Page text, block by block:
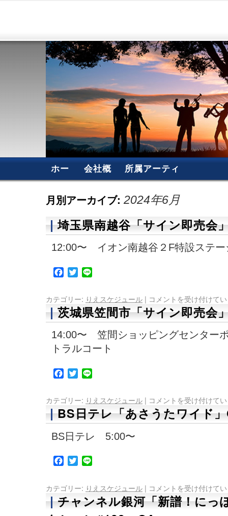
ホー
会社概
所属アーティ
月別アーカイブ: 2024年6月
埼玉県南越谷「サイン即売会
12:00〜 イオン南越谷２F特設ステー
Facebook
Twitter
カテゴリー: りえスケジュール | コメントを受け付けて
茨城県笠間市「サイン即売会
14:00〜 笠間ショッピングセンター
トラルコート
Facebook
Twitter
カテゴリー: りえスケジュール | コメントを受け付けて
BS日テレ「あさうたワイド
BS日テレ 5:00〜
Facebook
Twitter
カテゴリー: りえスケジュール | コメントを受け付けて
チャンネル銀河「新譜！にっ